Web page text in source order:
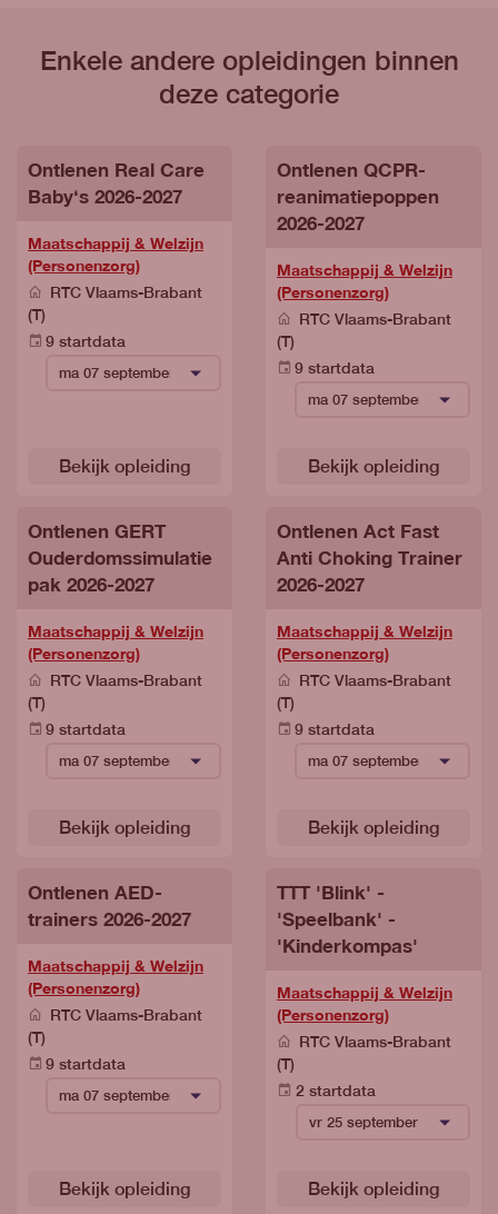
Enkele andere opleidingen binnen
deze categorie
Ontlenen Real Care
Baby‘s 2026-2027
Maatschappij & Welzijn
(Personenzorg)
RTC Vlaams-Brabant
(T)
9 startdata
Bekijk opleiding
Ontlenen QCPR-
reanimatiepoppen
2026-2027
Maatschappij & Welzijn
(Personenzorg)
RTC Vlaams-Brabant
(T)
9 startdata
Bekijk opleiding
Ontlenen GERT
Ouderdomssimulatie
pak 2026-2027
Maatschappij & Welzijn
(Personenzorg)
RTC Vlaams-Brabant
(T)
9 startdata
Bekijk opleiding
Ontlenen Act Fast
Anti Choking Trainer
2026-2027
Maatschappij & Welzijn
(Personenzorg)
RTC Vlaams-Brabant
(T)
9 startdata
Bekijk opleiding
Ontlenen AED-
trainers 2026-2027
Maatschappij & Welzijn
(Personenzorg)
RTC Vlaams-Brabant
(T)
9 startdata
Bekijk opleiding
TTT 'Blink' -
'Speelbank' -
'Kinderkompas'
Maatschappij & Welzijn
(Personenzorg)
RTC Vlaams-Brabant
(T)
2 startdata
Bekijk opleiding